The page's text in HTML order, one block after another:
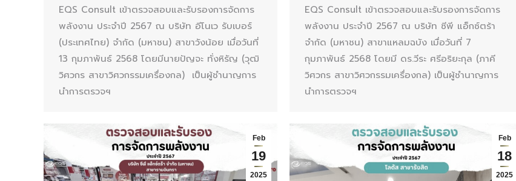
EQS Consult เข้าตรวจสอบและรับรองการจัดการ
พลังงาน ประจำปี 2567 ณ บริษัท อีโนเว รับเบอร์
(ประเทศไทย) จำกัด (มหาชน) สาขาวังน้อย เมื่อวันที่
13 กุมภาพันธ์ 2568 โดยมีนายปัญจะ ทั่งหิรัญ (วุฒิ
วิศวกร สาขาวิศวกรรมเครื่องกล) เป็นผู้ชำนาญการ
นำการตรวจฯ
EQS Consult เข้าตรวจสอบและรับรองการจัดการ
พลังงาน ประจำปี 2567 ณ บริษัท ซีพี แอ็กซ์ตร้า
จำกัด (มหาชน) สาขาแหลมฉบัง เมื่อวันที่ 7
กุมภาพันธ์ 2568 โดยมี ดร.วีระ ศรีอริยะกุล (ภาคี
วิศวกร สาขาวิศวกรรมเครื่องกล) เป็นผู้ชำนาญการ
นำการตรวจฯ
Feb
19
2025
Feb
18
2025